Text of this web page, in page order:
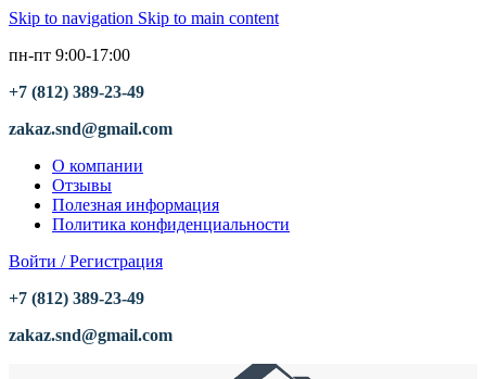
Skip to navigation Skip to main content
пн-пт 9:00-17:00
+7 (812) 389-23-49
zakaz.snd@gmail.com
О компании
Отзывы
Полезная информация
Политика конфиденциальности
Войти / Регистрация
+7 (812) 389-23-49
zakaz.snd@gmail.com